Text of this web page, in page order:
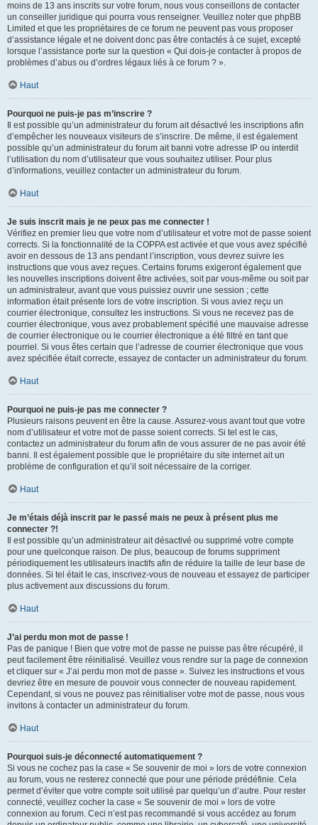
moins de 13 ans inscrits sur votre forum, nous vous conseillons de contacter
un conseiller juridique qui pourra vous renseigner. Veuillez noter que phpBB
Limited et que les propriétaires de ce forum ne peuvent pas vous proposer
d’assistance légale et ne doivent donc pas être contactés à ce sujet, excepté
lorsque l’assistance porte sur la question « Qui dois-je contacter à propos de
problèmes d’abus ou d’ordres légaux liés à ce forum ? ».
Haut
Pourquoi ne puis-je pas m’inscrire ?
Il est possible qu’un administrateur du forum ait désactivé les inscriptions afin
d’empêcher les nouveaux visiteurs de s’inscrire. De même, il est également
possible qu’un administrateur du forum ait banni votre adresse IP ou interdit
l’utilisation du nom d’utilisateur que vous souhaitez utiliser. Pour plus
d’informations, veuillez contacter un administrateur du forum.
Haut
Je suis inscrit mais je ne peux pas me connecter !
Vérifiez en premier lieu que votre nom d’utilisateur et votre mot de passe soient
corrects. Si la fonctionnalité de la COPPA est activée et que vous avez spécifié
avoir en dessous de 13 ans pendant l’inscription, vous devrez suivre les
instructions que vous avez reçues. Certains forums exigeront également que
les nouvelles inscriptions doivent être activées, soit par vous-même ou soit par
un administrateur, avant que vous puissiez ouvrir une session ; cette
information était présente lors de votre inscription. Si vous aviez reçu un
courrier électronique, consultez les instructions. Si vous ne recevez pas de
courrier électronique, vous avez probablement spécifié une mauvaise adresse
de courrier électronique ou le courrier électronique a été filtré en tant que
pourriel. Si vous êtes certain que l’adresse de courrier électronique que vous
avez spécifiée était correcte, essayez de contacter un administrateur du forum.
Haut
Pourquoi ne puis-je pas me connecter ?
Plusieurs raisons peuvent en être la cause. Assurez-vous avant tout que votre
nom d’utilisateur et votre mot de passe soient corrects. Si tel est le cas,
contactez un administrateur du forum afin de vous assurer de ne pas avoir été
banni. Il est également possible que le propriétaire du site internet ait un
problème de configuration et qu’il soit nécessaire de la corriger.
Haut
Je m’étais déjà inscrit par le passé mais ne peux à présent plus me
connecter ?!
Il est possible qu’un administrateur ait désactivé ou supprimé votre compte
pour une quelconque raison. De plus, beaucoup de forums suppriment
périodiquement les utilisateurs inactifs afin de réduire la taille de leur base de
données. Si tel était le cas, inscrivez-vous de nouveau et essayez de participer
plus activement aux discussions du forum.
Haut
J’ai perdu mon mot de passe !
Pas de panique ! Bien que votre mot de passe ne puisse pas être récupéré, il
peut facilement être réinitialisé. Veuillez vous rendre sur la page de connexion
et cliquer sur « J’ai perdu mon mot de passe ». Suivez les instructions et vous
devriez être en mesure de pouvoir vous connecter de nouveau rapidement.
Cependant, si vous ne pouvez pas réinitialiser votre mot de passe, nous vous
invitons à contacter un administrateur du forum.
Haut
Pourquoi suis-je déconnecté automatiquement ?
Si vous ne cochez pas la case « Se souvenir de moi » lors de votre connexion
au forum, vous ne resterez connecté que pour une période prédéfinie. Cela
permet d’éviter que votre compte soit utilisé par quelqu’un d’autre. Pour rester
connecté, veuillez cocher la case « Se souvenir de moi » lors de votre
connexion au forum. Ceci n’est pas recommandé si vous accédez au forum